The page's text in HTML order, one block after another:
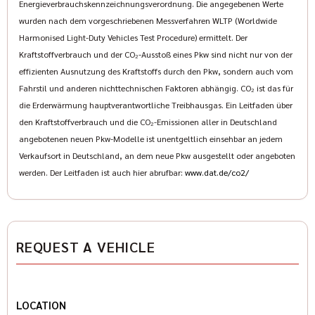
Energieverbrauchskennzeichnungsverordnung. Die angegebenen Werte
wurden nach dem vorgeschriebenen Messverfahren WLTP (Worldwide
Harmonised Light-Duty Vehicles Test Procedure) ermittelt. Der
Kraftstoffverbrauch und der CO₂-Ausstoß eines Pkw sind nicht nur von der
effizienten Ausnutzung des Kraftstoffs durch den Pkw, sondern auch vom
Fahrstil und anderen nichttechnischen Faktoren abhängig. CO₂ ist das für
die Erderwärmung hauptverantwortliche Treibhausgas. Ein Leitfaden über
den Kraftstoffverbrauch und die CO₂-Emissionen aller in Deutschland
angebotenen neuen Pkw-Modelle ist unentgeltlich einsehbar an jedem
Verkaufsort in Deutschland, an dem neue Pkw ausgestellt oder angeboten
werden. Der Leitfaden ist auch hier abrufbar: www.dat.de/co2/
REQUEST A VEHICLE
LOCATION